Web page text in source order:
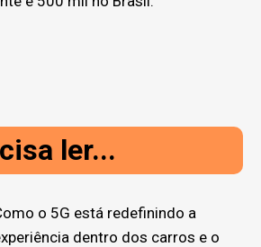
ler...
o 5G está redefinindo a
dentro dos carros e o